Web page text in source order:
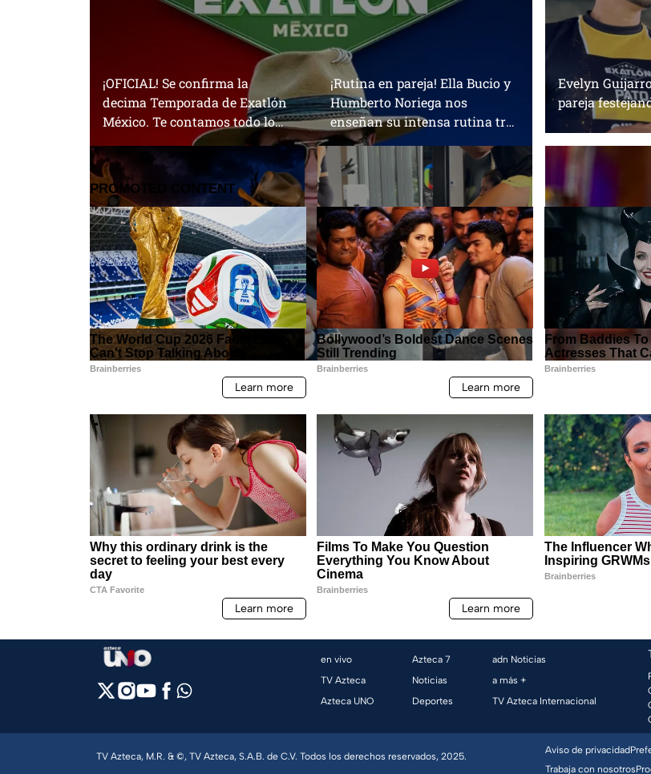
¡OFICIAL! Se confirma la
decima Temporada de Exatlón
México. Te contamos todo lo
que debes de saber
¡Rutina en pareja! Ella Bucio y
Humberto Noriega nos
enseñan su intensa rutina tras
salir de Exatlón México
Evelyn
pareja
en vivo
TV Azteca
Azteca UNO
Azteca 7
Noticias
Deportes
adn Noticias
a más +
TV Azteca Internacional
TV Azteca, M.R. & ©, TV Azteca, S.A.B. de C.V. Todos los derechos reservados, 2025.
Aviso de privacidad
Trabaja con nosotros